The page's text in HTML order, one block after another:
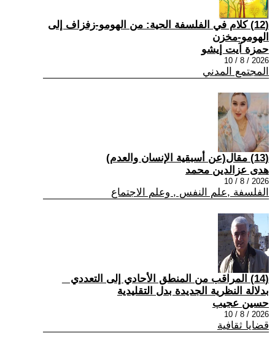
(12) كلام في الفلسفة الحية: من الهومو-زفزاف إلى
الهومو-مخزن
حمزة آيت إيشو
2026 / 8 / 10
المجتمع المدني
(13) مقال(عن أسبقية الإنسان والعدم)
هدى عزالدين محمد
2026 / 8 / 10
الفلسفة ,علم النفس , وعلم الاجتماع
(14) المراقب من المنطق الأحادي إلى التعددي _
بدلالة النظرية الجديدة بدل التقليدية
حسين عجيب
2026 / 8 / 10
قضايا ثقافية